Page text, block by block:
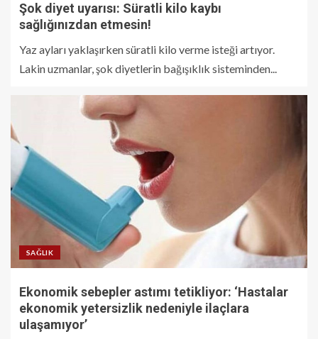
Şok diyet uyarısı: Süratli kilo kaybı
sağlığınızdan etmesin!
Yaz ayları yaklaşırken süratli kilo verme isteği artıyor.
Lakin uzmanlar, şok diyetlerin bağışıklık sisteminden...
SAĞLIK
Ekonomik sebepler astımı tetikliyor: ‘Hastalar
ekonomik yetersizlik nedeniyle ilaçlara
ulaşamıyor’